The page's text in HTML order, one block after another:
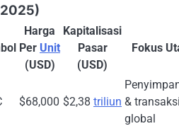
Harga
Per Unit
(USD)
Kapitalisasi
Pasar
(USD)
Fokus
$68,000 $2,38 triliun &
global